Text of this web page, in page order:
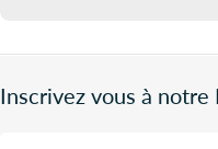
Inscrivez vous à